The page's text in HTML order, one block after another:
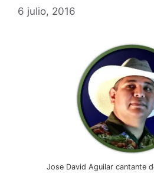
6 julio, 2016
Jose David Aguilar cantante